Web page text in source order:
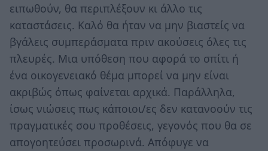
ειπωθούν, θα περιπλέξουν κι άλλο τις
καταστάσεις. Καλό θα ήταν να μην βιαστείς να
βγάλεις συμπεράσματα πριν ακούσεις όλες τις
πλευρές. Μια υπόθεση που αφορά το σπίτι ή
ένα οικογενειακό θέμα μπορεί να μην είναι
ακριβώς όπως φαίνεται αρχικά. Παράλληλα,
ίσως νιώσεις πως κάποιοι/ες δεν κατανοούν τις
πραγματικές σου προθέσεις, γεγονός που θα σε
απογοητεύσει προσωρινά. Απόφυγε να